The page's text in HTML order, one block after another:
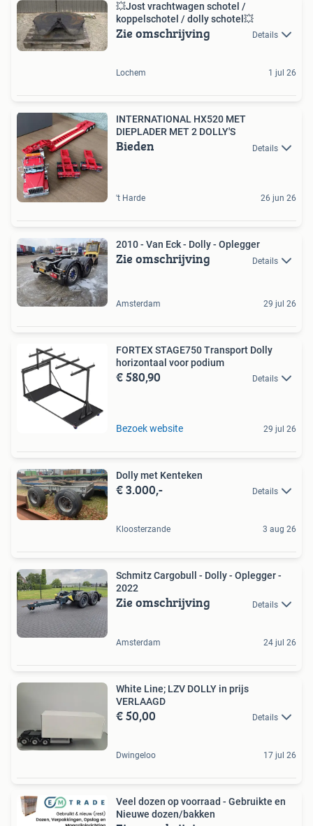
💥Jost vrachtwagen schotel /
koppelschotel / dolly schotel💥
Zie omschrijving Details
Lochem 1 jul 26
INTERNATIONAL HX520 MET
DIEPLADER MET 2 DOLLY'S
Bieden Details
't Harde 26 jun 26
2010 - Van Eck - Dolly - Oplegger
Zie omschrijving Details
Amsterdam 29 jul 26
FORTEX STAGE750 Transport Dolly
horizontaal voor podium
€ 580,90 Details
Bezoek website 29 jul 26
Dolly met Kenteken
€ 3.000,- Details
Kloosterzande 3 aug 26
Schmitz Cargobull - Dolly - Oplegger -
2022
Zie omschrijving Details
Amsterdam 24 jul 26
White Line; LZV DOLLY in prijs
VERLAAGD
€ 50,00 Details
Dwingeloo 17 jul 26
Veel dozen op voorraad - Gebruikte en
Nieuwe dozen/bakken